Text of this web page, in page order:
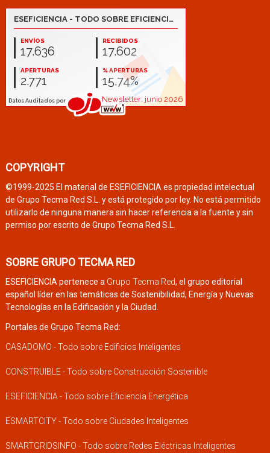
COPYRIGHT
©1999-2025 El material de ESEFICIENCIA es propiedad intelectual
de Grupo Tecma Red S.L. y está protegido por ley. No está permitido
utilizarlo de ninguna manera sin hacer referencia a la fuente y sin
permiso por escrito de Grupo Tecma Red S.L.
SOBRE GRUPO TECMA RED
ESEFICIENCIA pertenece a Grupo Tecma Red, el grupo editorial
español líder en las temáticas de Sostenibilidad, Energía y Nuevas
Tecnologías en la Edificación y la Ciudad.
Portales de Grupo Tecma Red:
CASADOMO - Todo sobre Edificios Inteligentes
CONSTRUIBLE - Todo sobre Construcción Sostenible
ESEFICIENCIA - Todo sobre Eficiencia Energética
ESMARTCITY - Todo sobre Ciudades Inteligentes
SMARTGRIDSINFO - Todo sobre Redes Eléctricas Inteligentes